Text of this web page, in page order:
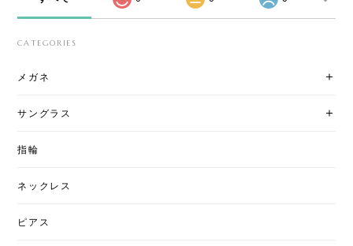
CATEGORIES
メガネ
サングラス
指輪
ネックレス
ピアス